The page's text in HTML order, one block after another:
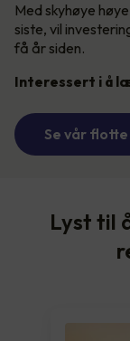
Med skyhøye
siste, vil
få år siden.
Interessert i å
Se vår
Lyst til